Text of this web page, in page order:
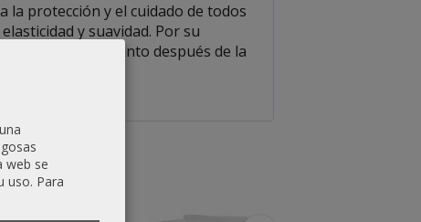
la protección y el cuidado de todos
y suavidad. Por su
tipo de pieles, tanto después de la
web se
uso. Para